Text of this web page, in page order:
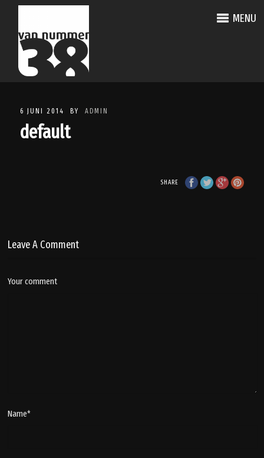
MENU
6 JUNI 2014 BY ADMIN
default
SHARE
Leave A Comment
Your comment
Name*